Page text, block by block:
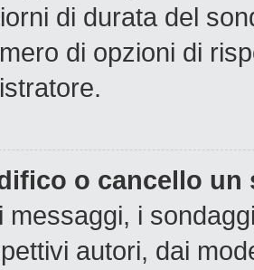
di durata del
di opzioni di
o cancello un
messaggi, i
autori, dai